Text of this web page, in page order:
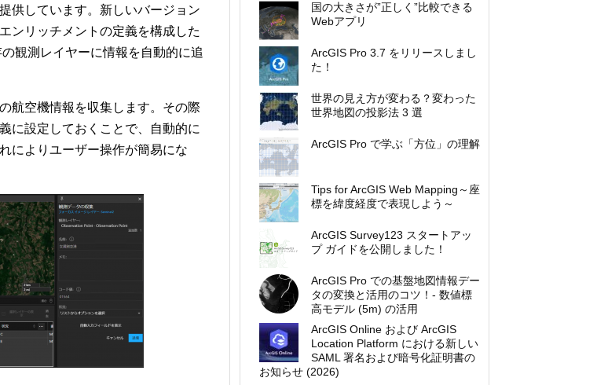
供しています。新しいバージョン
ンリッチメントの定義を構成した
観測レイヤーに情報を自動的に追
航空機情報を収集します。その際
に設定しておくことで、自動的に
によりユーザー操作が簡易にな
国の大きさが”正しく”比較できる
Webアプリ
ArcGIS Pro 3.7 をリリースしまし
た！
世界の見え方が変わる？変わった
世界地図の投影法 3 選
ArcGIS Pro で学ぶ「方位」の理解
Tips for ArcGIS Web Mapping～座
標を緯度経度で表現しよう～
ArcGIS Survey123 スタートアッ
プ ガイドを公開しました！
ArcGIS Pro での基盤地図情報デー
タの変換と活用のコツ！- 数値標
高モデル (5m) の活用
ArcGIS Online および ArcGIS
Location Platform における新しい
SAML 署名および暗号化証明書の
お知らせ (2026)